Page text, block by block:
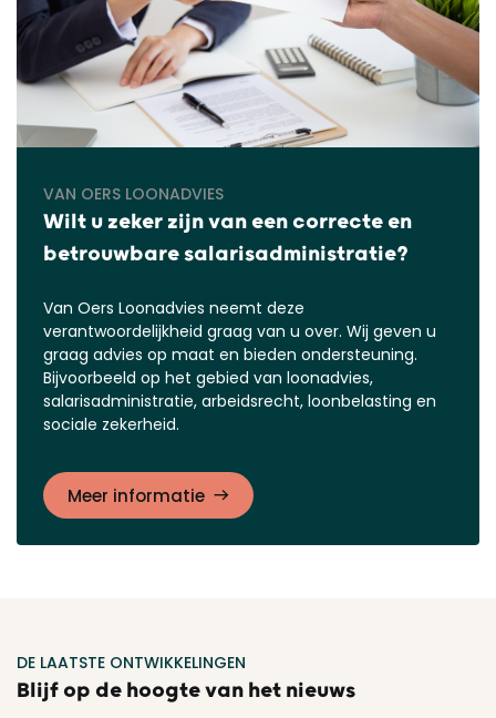
VAN OERS LOONADVIES
Wilt u zeker zijn van een correcte en
betrouwbare salarisadministratie?
Van Oers Loonadvies neemt deze
verantwoordelijkheid graag van u over. Wij geven u
graag advies op maat en bieden ondersteuning.
Bijvoorbeeld op het gebied van loonadvies,
salarisadministratie, arbeidsrecht, loonbelasting en
sociale zekerheid.
Meer informatie
DE LAATSTE ONTWIKKELINGEN
Blijf op de hoogte van het nieuws